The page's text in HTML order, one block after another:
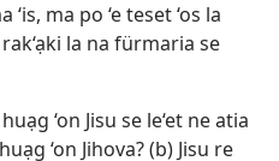
ma po ‘e teset ‘os la
la na fürmaria se
‘on Jisu se le‘et ne atia
‘on Jihova? (b) Jisu re